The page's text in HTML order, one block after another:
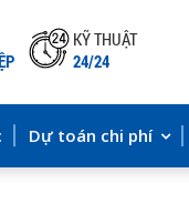
KỸ THUẬT
24/24
Dự toán chi phí